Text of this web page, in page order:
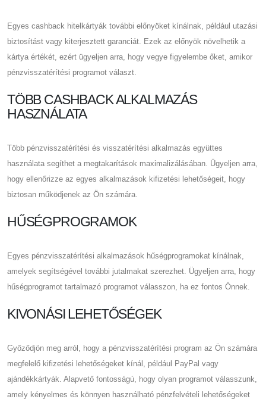
Egyes cashback hitelkártyák további előnyöket kínálnak, például utazási
biztosítást vagy kiterjesztett garanciát. Ezek az előnyök növelhetik a
kártya értékét, ezért ügyeljen arra, hogy vegye figyelembe őket, amikor
pénzvisszatérítési programot választ.
TÖBB CASHBACK ALKALMAZÁS
HASZNÁLATA
Több pénzvisszatérítési és visszatérítési alkalmazás együttes
használata segíthet a megtakarítások maximalizálásában. Ügyeljen arra,
hogy ellenőrizze az egyes alkalmazások kifizetési lehetőségeit, hogy
biztosan működjenek az Ön számára.
HŰSÉGPROGRAMOK
Egyes pénzvisszatérítési alkalmazások hűségprogramokat kínálnak,
amelyek segítségével további jutalmakat szerezhet. Ügyeljen arra, hogy
hűségprogramot tartalmazó programot válasszon, ha ez fontos Önnek.
KIVONÁSI LEHETŐSÉGEK
Győződjön meg arról, hogy a pénzvisszatérítési program az Ön számára
megfelelő kifizetési lehetőségeket kínál, például PayPal vagy
ajándékkártyák. Alapvető fontosságú, hogy olyan programot válasszunk,
amely kényelmes és könnyen használható pénzfelvételi lehetőségeket